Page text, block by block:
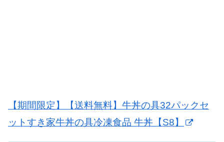
【期間限定】【送料無料】牛丼の具32パックセ
ットすき家牛丼の具冷凍食品 牛丼【S8】